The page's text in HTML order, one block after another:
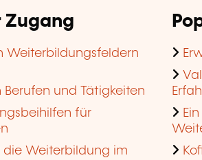
Zugang
Weiterbildungsfeldern
Berufen und Tätigkeiten
für
die Weiterbildung im